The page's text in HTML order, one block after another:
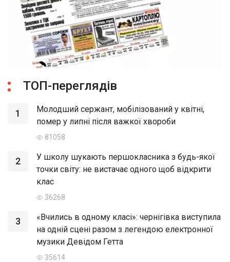
ТОП-переглядів
1
Молодший сержант, мобілізований у квітні,
помер у липні після важкої хвороби
81058
2
У школу шукають першокласника з будь-якої
точки світу: не вистачає одного щоб відкрити
клас
36268
3
«Вчились в одному класі»: чернігівка виступила
на одній сцені разом з легендою електронної
музики Девідом Гетта
35614